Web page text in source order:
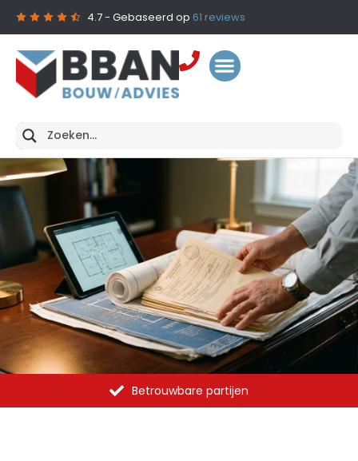
4.7- Gebaseerd op 61 reviews
Al meer dan 1375 opdrachten uitgevoerd